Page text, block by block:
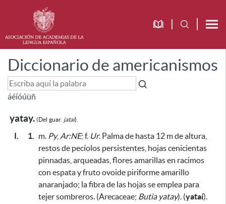
Diccionario de americanismos
áéíóúüñ
yatay. (Del guar. jataí).
I. 1. m. Py, Ar:NE; f. Ur. Palma de hasta 12 m de altura,
restos de pecíolos persistentes, hojas cenicientas
pinnadas, arqueadas, flores amarillas en racimos
con espata y fruto ovoide piriforme amarillo
anaranjado; la fibra de las hojas se emplea para
tejer sombreros. (Arecaceae; Butia yatay). (yataí).